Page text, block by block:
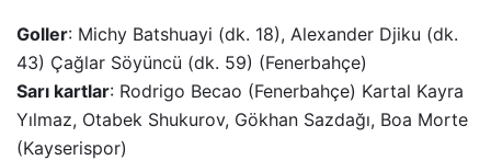
Goller: Michy Batshuayi (dk. 18), Alexander Djiku (dk.
43) Çağlar Söyüncü (dk. 59) (Fenerbahçe)
Sarı kartlar: Rodrigo Becao (Fenerbahçe) Kartal Kayra
Yılmaz, Otabek Shukurov, Gökhan Sazdağı, Boa Morte
(Kayserispor)